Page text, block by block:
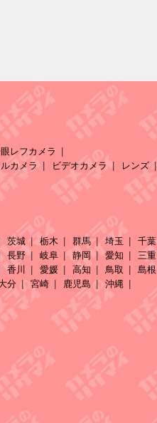
レフカメラ
カメラ ビデオカメラ
レンズ
茨城 栃木 群馬 埼玉
千葉
長野 岐阜 静岡 愛知
三重
香川 愛媛 高知 鳥取
島根
分 宮崎 鹿児島 沖縄